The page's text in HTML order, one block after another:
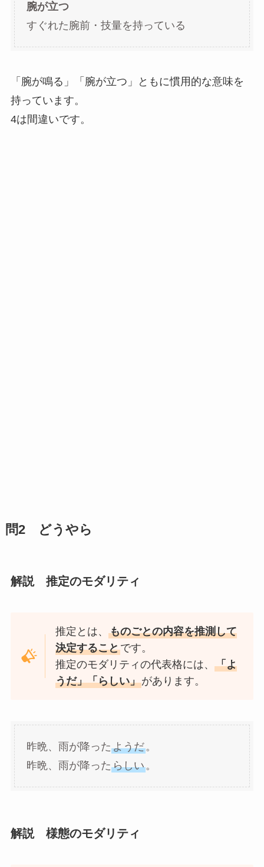
腕が立つ
すぐれた腕前・技量を持っている
「腕が鳴る」「腕が立つ」ともに慣用的な意味を
持っています。
4は間違いです。
問2 どうやら
解説 推定のモダリティ
推定とは、ものごとの内容を推測して
決定することです。
推定のモダリティの代表格には、「よ
うだ」「らしい」があります。
昨晩、雨が降ったようだ。
昨晩、雨が降ったらしい。
解説 様態のモダリティ